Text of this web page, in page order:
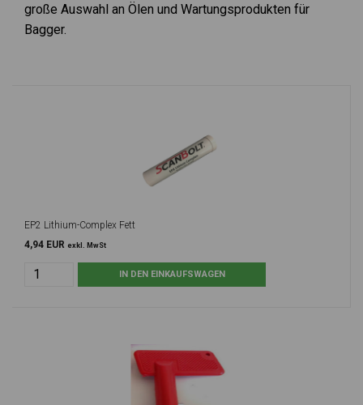
große Auswahl an Ölen und Wartungsprodukten für
Bagger.
EP2 Lithium-Complex Fett
4,94 EUR exkl. MwSt